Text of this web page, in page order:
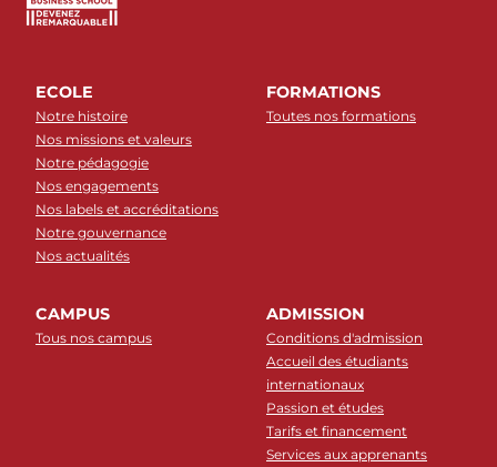
ECOLE
Notre histoire
Nos missions et valeurs
Notre pédagogie
Nos engagements
Nos labels et accréditations
Notre gouvernance
Nos actualités
FORMATIONS
Toutes nos formations
CAMPUS
Tous nos campus
ADMISSION
Conditions d'admission
Accueil des étudiants
internationaux
Passion et études
Tarifs et financement
Services aux apprenants